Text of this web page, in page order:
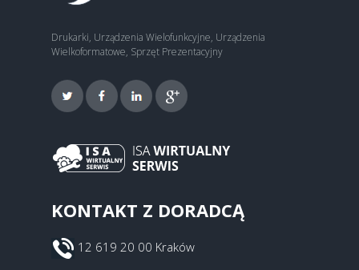
Drukarki, Urządzenia Wielofunkcyjne, Urządzenia
Wielkoformatowe, Sprzęt Prezentacyjny
KONTAKT Z DORADCĄ
12 619 20 00 Kraków